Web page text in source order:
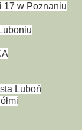
17 w Poznaniu
Luboń